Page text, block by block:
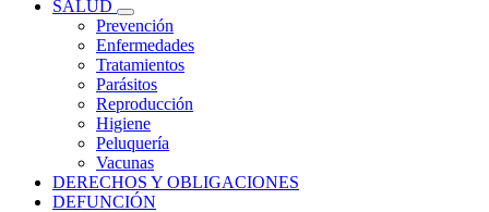
SALUD
Prevención
Enfermedades
Tratamientos
Parásitos
Reproducción
Higiene
Peluquería
Vacunas
DERECHOS Y OBLIGACIONES
DEFUNCIÓN